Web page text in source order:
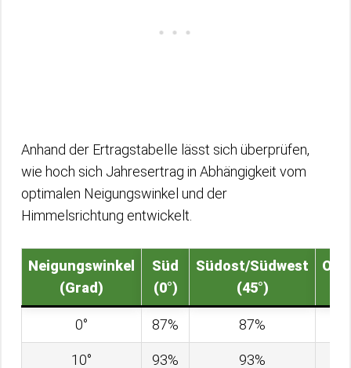
Anhand der Ertragstabelle lässt sich überprüfen,
wie hoch sich Jahresertrag in Abhängigkeit vom
optimalen Neigungswinkel und der
Himmelsrichtung entwickelt.
Neigungswinkel
(Grad)
Süd
(0°)
Südost/Südwest
(45°)
0° 87% 87%
10° 93% 93%